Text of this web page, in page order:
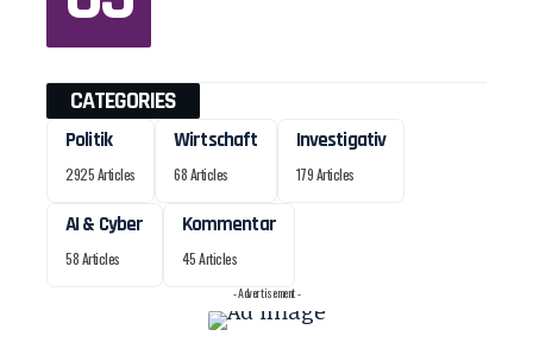
CATEGORIES
Politik
2925 Articles
Wirtschaft
68 Articles
Investigativ
179 Articles
AI & Cyber
58 Articles
Kommentar
45 Articles
- Advertisement -